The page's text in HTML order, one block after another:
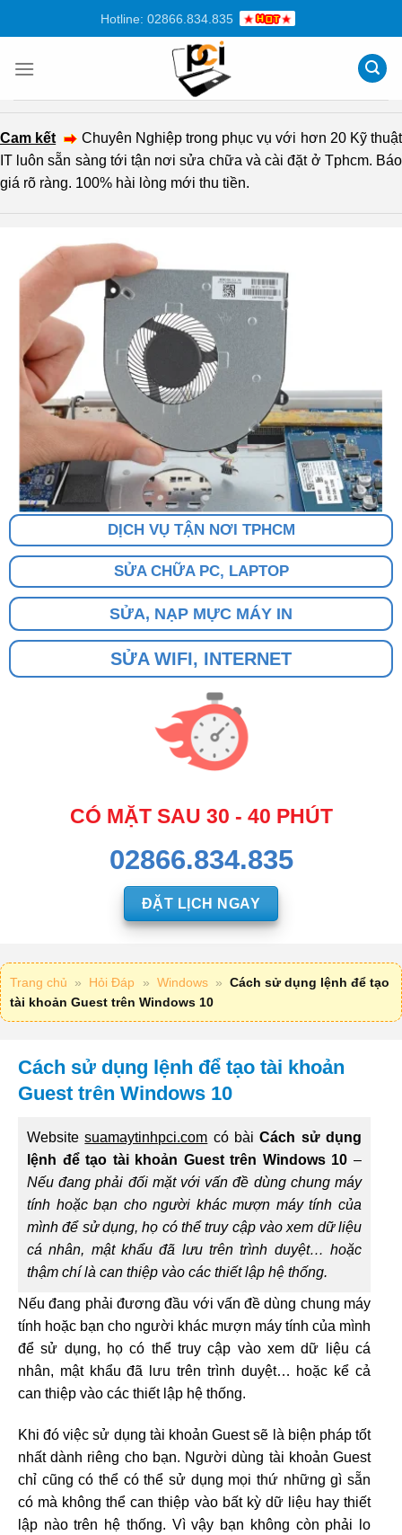
dung
Hotline: 02866.834.835
Cam kết
Chuyên Nghiệp trong phục vụ với hơn 20 Kỹ thuật
IT luôn sẵn sàng tới tận nơi sửa chữa và cài đặt ở Tphcm. Báo
giá rõ ràng. 100% hài lòng mới thu tiền.
DỊCH VỤ TẬN NƠI TPHCM
SỬA CHỮA PC, LAPTOP
SỬA, NẠP MỰC MÁY IN
SỬA WIFI, INTERNET
CÓ MẶT SAU 30 - 40 PHÚT
02866.834.835
ĐẶT LỊCH NGAY
Trang chủ » Hỏi Đáp » Windows » Cách sử dụng lệnh để tạo
tài khoản Guest trên Windows 10
Cách sử dụng lệnh để tạo tài khoản
Guest trên Windows 10
Websitesuamaytinhpci.com có bàiCách sử dụng
lệnh để tạo tài khoản Guest trên Windows 10 –
Nếu đang phải đối mặt với vấn đề dùng chung máy
tính hoặc bạn cho người khác mượn máy tính của
mình để sử dụng, họ có thể truy cập vào xem dữ liệu
cá nhân, mật khẩu đã lưu trên trình duyệt… hoặc
thậm chí là can thiệp vào các thiết lập hệ thống.
Nếu đang phải đương đầu với vấn đề dùng chung máy
tính hoặc bạn cho người khác mượn máy tính của mình
để sử dụng, họ có thể truy cập vào xem dữ liệu cá
nhân, mật khẩu đã lưu trên trình duyệt… hoặc kể cả
can thiệp vào các thiết lập hệ thống.
Khi đó việc sử dụng tài khoản Guest sẽ là biện pháp tốt
nhất dành riêng cho bạn. Người dùng tài khoản Guest
chỉ cũng có thể có thể sử dụng mọi thứ những gì sẵn
có mà không thể can thiệp vào bất kỳ dữ liệu hay thiết
lập nào trên hệ thống. Vì vậy bạn không còn phải lo